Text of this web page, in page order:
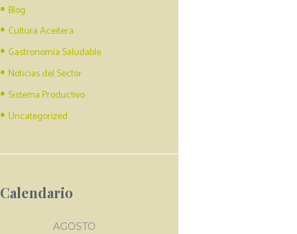
Next item
Blog
Cultura Aceitera
Gastronomía Saludable
Noticias del Sector
Sistema Productivo
Uncategorized
Calendario
AGOSTO